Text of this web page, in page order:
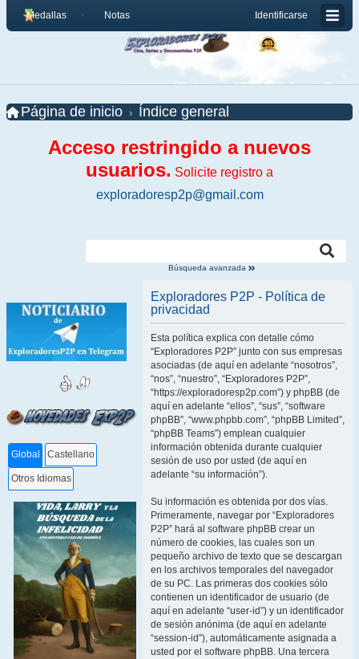
Identificarse
Medallas Notas
Página de inicio Índice general
Acceso restringido a nuevos
usuarios. Solicite registro a
exploradoresp2p@gmail.com
Búsqueda avanzada
Global Castellano
Otros Idiomas
Exploradores P2P - Política de
privacidad
Esta política explica con detalle cómo
“Exploradores P2P” junto con sus empresas
asociadas (de aquí en adelante “nosotros”,
“nos”, “nuestro”, “Exploradores P2P”,
“https://exploradoresp2p.com”) y phpBB (de
aquí en adelante “ellos”, “sus”, “software
phpBB”, “www.phpbb.com”, “phpBB Limited”,
“phpBB Teams”) emplean cualquier
información obtenida durante cualquier
sesión de uso por usted (de aquí en
adelante “su información”).
Su información es obtenida por dos vías.
Primeramente, navegar por “Exploradores
P2P” hará al software phpBB crear un
número de cookies, las cuales son un
pequeño archivo de texto que se descargan
en los archivos temporales del navegador
de su PC. Las primeras dos cookies sólo
contienen un identificador de usuario (de
aquí en adelante “user-id”) y un identificador
de sesión anónima (de aquí en adelante
“session-id”), automáticamente asignada a
usted por el software phpBB. Una tercera